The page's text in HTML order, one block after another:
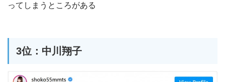
ってしまうところがある
3位：中川翔子